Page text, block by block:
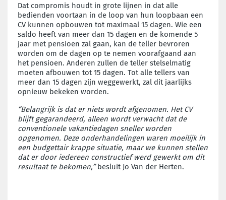
Dat compromis houdt in grote lijnen in dat alle
bedienden voortaan in de loop van hun loopbaan een
CV kunnen opbouwen tot maximaal 15 dagen. Wie een
saldo heeft van meer dan 15 dagen en de komende 5
jaar met pensioen zal gaan, kan de teller bevroren
worden om de dagen op te nemen voorafgaand aan
het pensioen. Anderen zullen de teller stelselmatig
moeten afbouwen tot 15 dagen. Tot alle tellers van
meer dan 15 dagen zijn weggewerkt, zal dit jaarlijks
opnieuw bekeken worden.
“Belangrijk is dat er niets wordt afgenomen. Het CV
blijft gegarandeerd, alleen wordt verwacht dat de
conventionele vakantiedagen sneller worden
opgenomen. Deze onderhandelingen waren moeilijk in
een budgettair krappe situatie, maar we kunnen stellen
dat er door iedereen constructief werd gewerkt om dit
resultaat te bekomen,”besluit Jo Van der Herten.